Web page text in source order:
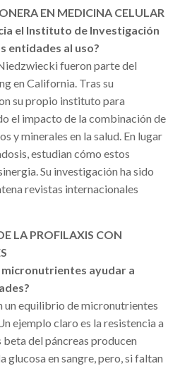
EN MEDICINA CELULAR
el Instituto de Investigación
entidades al uso?
fueron parte del
en California. Tras su
su propio instituto para
el impacto de la combinación de
y minerales en la salud. En lugar
estudian cómo estos
Su investigación ha sido
revistas internacionales
LA PROFILAXIS CON
micronutrientes ayudar a
un equilibrio de micronutrientes
ejemplo claro es la resistencia a
beta del páncreas producen
glucosa en sangre, pero, si faltan